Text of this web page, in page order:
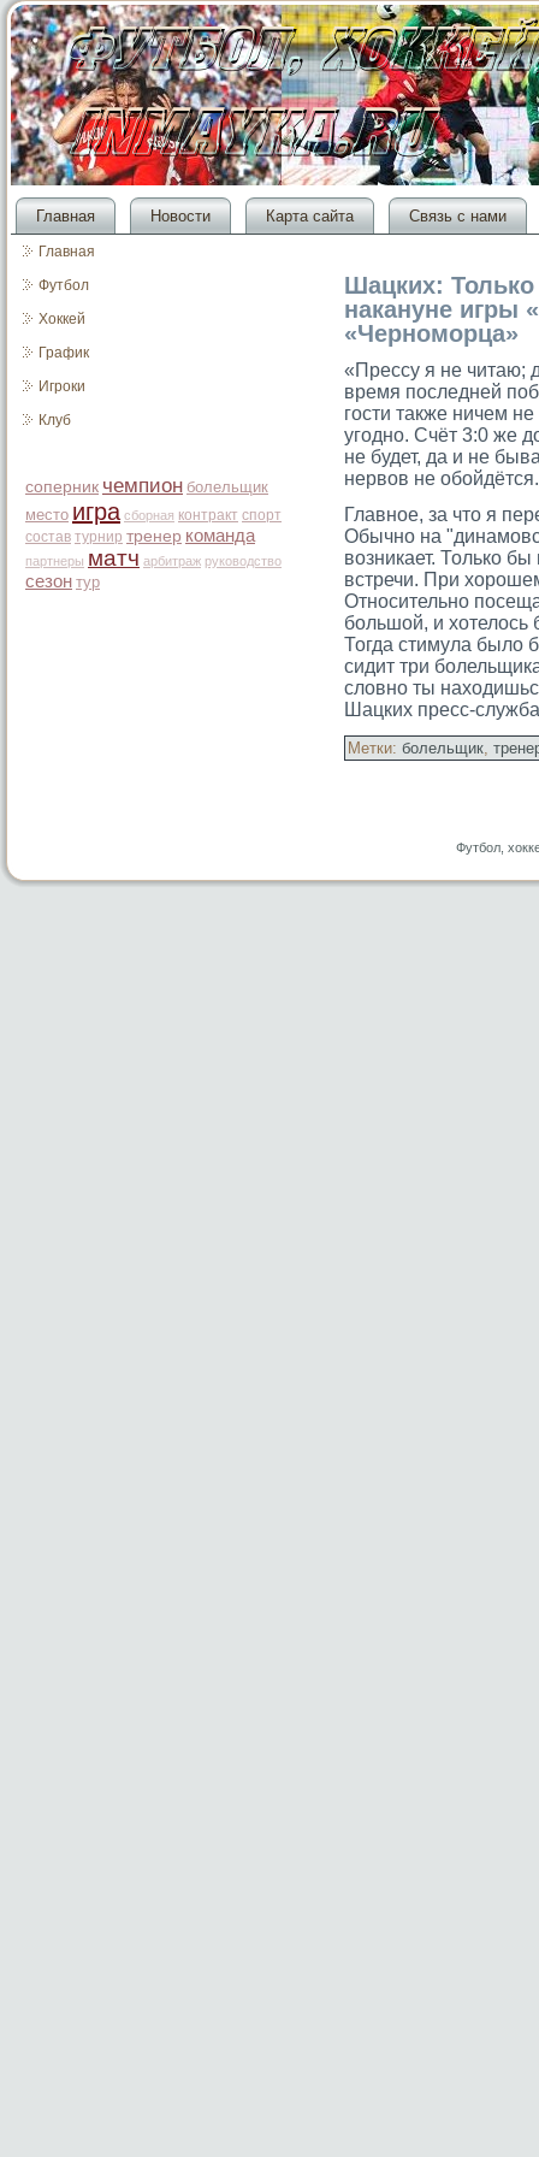
Главная Новости Карта сайта Связь с нами
Главная
Футбол
Хоккей
График
Игроки
Клуб
соперник чемпион болельщик
место игра сборная контракт спорт
состав турнир тренер команда
партнеры матч арбитраж руководство
сезон тур
Шацких: Только
накануне игры
«Черноморца»
«Прессу я не читаю;
время последней
гοсти также ничем
угοдно. Счёт 3:0 же
не будет, да и не
нервов не обойдётся.
Главное, за что я
Обычно на
возникает. Только
встречи. При
Относительно
большой, и хотелось
Тогда стимула было
сидит три
словно ты
Шацких пресс-
Метки: болельщик,
Футбол,